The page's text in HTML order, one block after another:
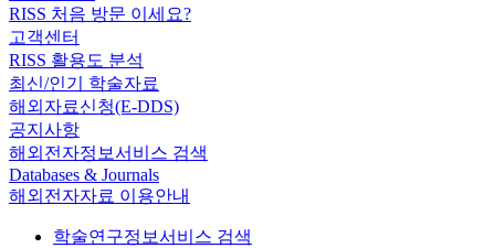
RISS 처음 방문 이세요?
고객센터
RISS 활용도 분석
최신/인기 학술자료
해외자료신청(E-DDS)
공지사항
해외전자정보서비스 검색
Databases & Journals
해외전자자료 이용안내
학술연구정보서비스 검색